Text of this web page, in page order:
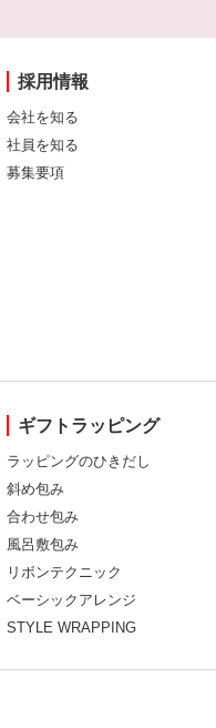
採用情報
会社を知る
社員を知る
募集要項
ギフトラッピング
ラッピングのひきだし
斜め包み
合わせ包み
風呂敷包み
リボンテクニック
ベーシックアレンジ
STYLE WRAPPING